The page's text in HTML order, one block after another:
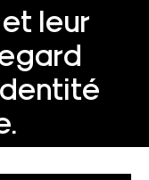
leur